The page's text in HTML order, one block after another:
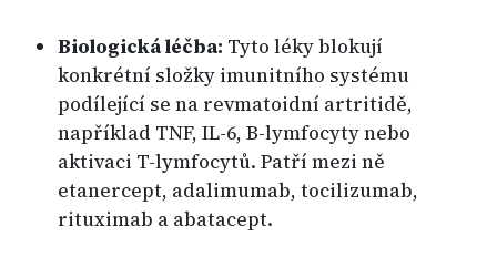
Biologická léčba: Tyto léky blokují
konkrétní složky imunitního systému
podílející se na revmatoidní artritidě,
například TNF, IL-6, B-lymfocyty nebo
aktivaci T-lymfocytů. Patří mezi ně
etanercept, adalimumab, tocilizumab,
rituximab a abatacept.